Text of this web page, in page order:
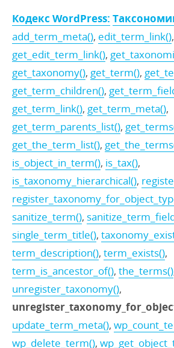
Кодекс WordPress:
add_term_meta(), edit_term_link(),
get_edit_term_link(),
get_taxonomy(), get_term(),
get_term_children(),
get_term_link(), get_term_meta(),
get_term_parents_list(),
get_the_term_list(),
is_object_in_term(), is_tax(),
is_taxonomy_hierarchical(),
sanitize_term(),
single_term_title(),
term_description(), term_exists(),
term_is_ancestor_of(), the_terms()
unregister_taxonomy(),
update_term_meta(),
wp_delete_term(),